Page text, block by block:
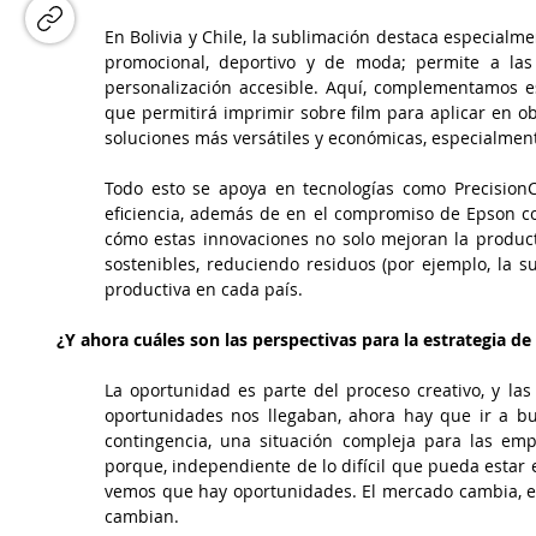
En Bolivia y Chile, la sublimación destaca
promocional, deportivo y de moda; permite a
personalización accesible. Aquí,
que permitirá imprimir sobre film para aplicar en
soluciones más versátiles y económicas,
Todo esto se apoya en tecnologías como
eficiencia, además de en el compromiso de Epson
cómo estas innovaciones no solo mejoran la
sostenibles, reduciendo residuos (por ejemplo, la
productiva en cada país.
¿Y ahora cuáles son las perspectivas para la estrategia
La oportunidad es parte del proceso creativo, y
oportunidades nos llegaban, ahora hay que ir a
contingencia, una situación compleja para las
porque, independiente de lo difícil que pueda estar
vemos que hay oportunidades. El mercado
cambian.